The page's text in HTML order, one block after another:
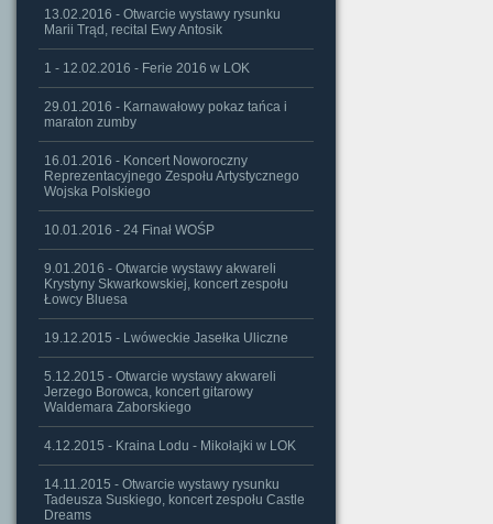
13.02.2016 - Otwarcie wystawy rysunku
Marii Trąd, recital Ewy Antosik
1 - 12.02.2016 - Ferie 2016 w LOK
29.01.2016 - Karnawałowy pokaz tańca i
maraton zumby
16.01.2016 - Koncert Noworoczny
Reprezentacyjnego Zespołu Artystycznego
Wojska Polskiego
10.01.2016 - 24 Finał WOŚP
9.01.2016 - Otwarcie wystawy akwareli
Krystyny Skwarkowskiej, koncert zespołu
Łowcy Bluesa
19.12.2015 - Lwóweckie Jasełka Uliczne
5.12.2015 - Otwarcie wystawy akwareli
Jerzego Borowca, koncert gitarowy
Waldemara Zaborskiego
4.12.2015 - Kraina Lodu - Mikołajki w LOK
14.11.2015 - Otwarcie wystawy rysunku
Tadeusza Suskiego, koncert zespołu Castle
Dreams